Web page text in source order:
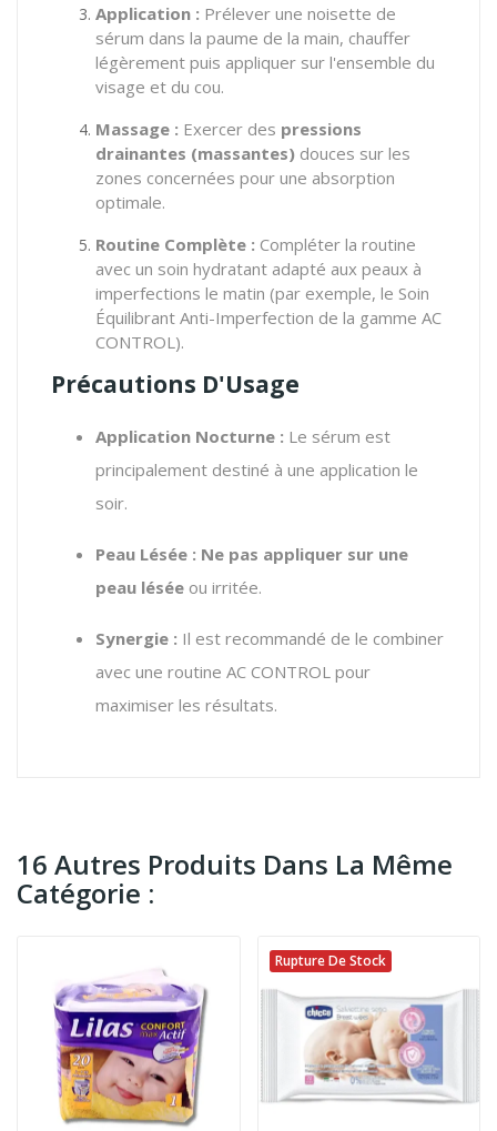
Application : Prélever une noisette de
sérum dans la paume de la main, chauffer
légèrement puis appliquer sur l'ensemble du
visage et du cou.
Massage : Exercer des pressions
drainantes (massantes) douces sur les
zones concernées pour une absorption
optimale.
Routine Complète : Compléter la routine
avec un soin hydratant adapté aux peaux à
imperfections le matin (par exemple, le Soin
Équilibrant Anti-Imperfection de la gamme AC
CONTROL).
Précautions D'Usage
Application Nocturne : Le sérum est
principalement destiné à une application le
soir.
Peau Lésée : Ne pas appliquer sur une
peau lésée ou irritée.
Synergie : Il est recommandé de le combiner
avec une routine AC CONTROL pour
maximiser les résultats.
16 Autres Produits Dans La Même
Catégorie :
Rupture De Stock